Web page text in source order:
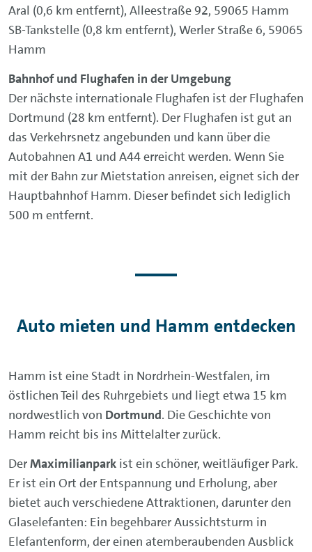
Aral (0,6 km entfernt), Alleestraße 92, 59065 Hamm
SB-Tankstelle (0,8 km entfernt), Werler Straße 6, 59065
Hamm
Bahnhof und Flughafen in der Umgebung
Der nächste internationale Flughafen ist der Flughafen
Dortmund (28 km entfernt). Der Flughafen ist gut an
das Verkehrsnetz angebunden und kann über die
Autobahnen A1 und A44 erreicht werden. Wenn Sie
mit der Bahn zur Mietstation anreisen, eignet sich der
Hauptbahnhof Hamm. Dieser befindet sich lediglich
500 m entfernt.
Auto mieten und Hamm entdecken
Hamm ist eine Stadt in Nordrhein-Westfalen, im
östlichen Teil des Ruhrgebiets und liegt etwa 15 km
nordwestlich von Dortmund. Die Geschichte von
Hamm reicht bis ins Mittelalter zurück.
DerMaximilianpark ist ein schöner, weitläufiger Park.
Er ist ein Ort der Entspannung und Erholung, aber
bietet auch verschiedene Attraktionen, darunter den
Glaselefanten: Ein begehbarer Aussichtsturm in
Elefantenform, der einen atemberaubenden Ausblick